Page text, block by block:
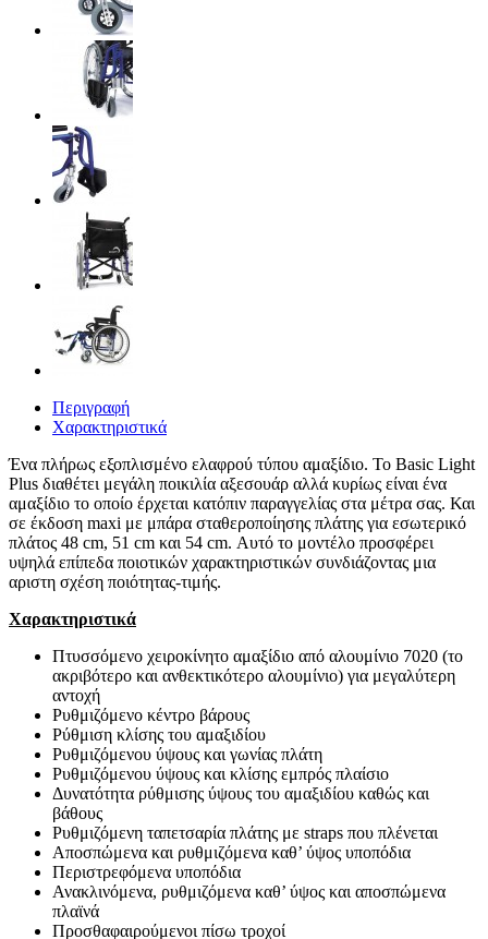
Περιγραφή
Χαρακτηριστικά
Ένα πλήρως εξοπλισμένο ελαφρού τύπου αμαξίδιο. Το Basic Light
Plus διαθέτει μεγάλη ποικιλία αξεσουάρ αλλά κυρίως είναι ένα
αμαξίδιο το οποίο έρχεται κατόπιν παραγγελίας στα μέτρα σας. Και
σε έκδοση maxi με μπάρα σταθεροποίησης πλάτης για εσωτερικό
πλάτος 48 cm, 51 cm και 54 cm. Αυτό το μοντέλο προσφέρει
υψηλά επίπεδα ποιοτικών χαρακτηριστικών συνδιάζοντας μια
αριστη σχέση ποιότητας-τιμής.
Χαρακτηριστικά
Πτυσσόμενο χειροκίνητο αμαξίδιο από αλουμίνιο 7020 (το
ακριβότερο και ανθεκτικότερο αλουμίνιο) για μεγαλύτερη
αντοχή
Ρυθμιζόμενο κέντρο βάρους
Ρύθμιση κλίσης του αμαξιδίου
Ρυθμιζόμενου ύψους και γωνίας πλάτη
Ρυθμιζόμενου ύψους και κλίσης εμπρός πλαίσιο
Δυνατότητα ρύθμισης ύψους του αμαξιδίου καθώς και
βάθους
Ρυθμιζόμενη ταπετσαρία πλάτης με straps που πλένεται
Αποσπώμενα και ρυθμιζόμενα καθ’ ύψος υποπόδια
Περιστρεφόμενα υποπόδια
Ανακλινόμενα, ρυθμιζόμενα καθ’ ύψος και αποσπώμενα
πλαϊνά
Προσθαφαιρούμενοι πίσω τροχοί